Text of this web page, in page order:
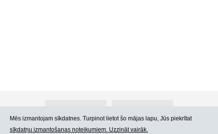
Mēs izmantojam sīkdatnes. Turpinot lietot šo mājas lapu, Jūs piekrītat
sīkdatņu izmantošanas noteikumiem. Uzzināt vairāk.